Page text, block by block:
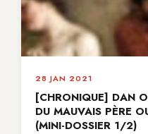
28 JAN 2021
[CHRONIQUE] DAN
DU MAUVAIS PÈRE
(MINI-DOSSIER 1/2)